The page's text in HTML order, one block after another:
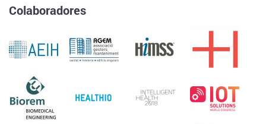
Colaboradores